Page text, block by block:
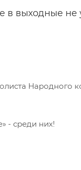
в выходные не
Народного
- среди них!